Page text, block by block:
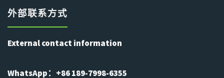
外部联系方式
External contact information
WhatsApp：+86 189-7998-6355